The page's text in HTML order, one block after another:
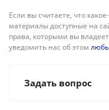
Если вы считаете, что
материалы доступные на
права, которыми вы
уведомить нас об этом
Задать вопрос